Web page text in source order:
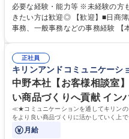
階的に経理知識を身につけていただきます。 【具体的に
基づく仕訳入力 ■月末の振込業務
メンバーの業務サポート 【将来的
算補助 ※3～5年程度を目安に、
想定です。 募集職種 未経験歓迎【経理/みなとみらい】プライム上場/残業
ほぼなし/年休123日
必要な経験・能力等 ※未経験の方
きたい方は歓迎◎ 【歓迎】■日商
事務、一般事務などの事務経験 【本ポジションについて】 本ポジション
タートできる点です。まずは仕訳
当し、3～5年をかけて月次決算・
テップアップできます。また、残
未満のため、無理なく経理として
歴・資格 学歴：大学院 大学 高専
簿記検定1級 日商簿記検定2級
正社員
キリンアンドコミュニケーシ
中野本社【お客様相談室
い商品づくりへ貢献 イン
≪★コミュニケーションを通してキリン
をより良い商品づくりに活かしていく上
月給